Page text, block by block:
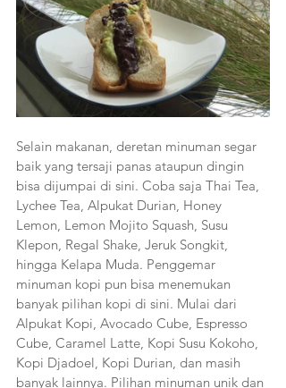
Selain makanan, deretan minuman segar
baik yang tersaji panas ataupun dingin
bisa dijumpai di sini. Coba saja Thai Tea,
Lychee Tea, Alpukat Durian, Honey
Lemon, Lemon Mojito Squash, Susu
Klepon, Regal Shake, Jeruk Songkit,
hingga Kelapa Muda. Penggemar
minuman kopi pun bisa menemukan
banyak pilihan kopi di sini. Mulai dari
Alpukat Kopi, Avocado Cube, Espresso
Cube, Caramel Latte, Kopi Susu Kokoho,
Kopi Djadoel, Kopi Durian, dan masih
banyak lainnya. Pilihan minuman unik dan